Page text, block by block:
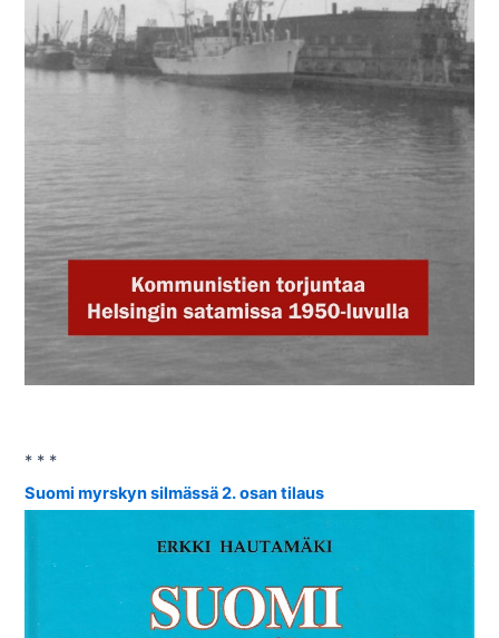
* * *
Suomi myrskyn silmässä 2. osan tilaus